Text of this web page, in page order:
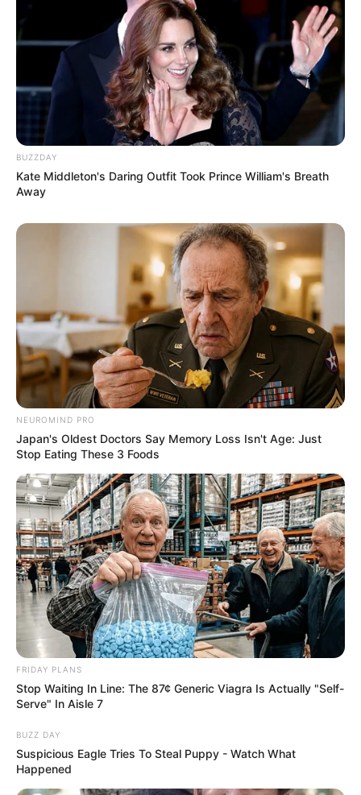
BUZZDAY
Kate Middleton's Daring Outfit Took Prince William's Breath
Away
NEUROMIND PRO
Japan's Oldest Doctors Say Memory Loss Isn't Age: Just
Stop Eating These 3 Foods
FRIDAY PLANS
Stop Waiting In Line: The 87¢ Generic Viagra Is Actually "Self-
Serve" In Aisle 7
BUZZ DAY
Suspicious Eagle Tries To Steal Puppy - Watch What
Happened